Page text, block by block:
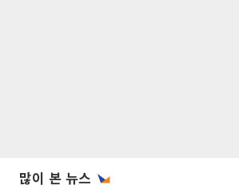
많이 본 뉴스